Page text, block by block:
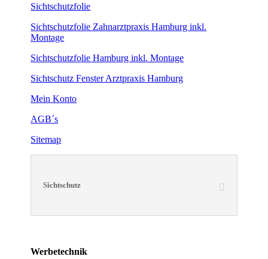
Sichtschutzfolie
Sichtschutzfolie Zahnarztpraxis Hamburg inkl.
Montage
Sichtschutzfolie Hamburg inkl. Montage
Sichtschutz Fenster Arztpraxis Hamburg
Mein Konto
AGB´s
Sitemap
Sichtschutz
Werbetechnik